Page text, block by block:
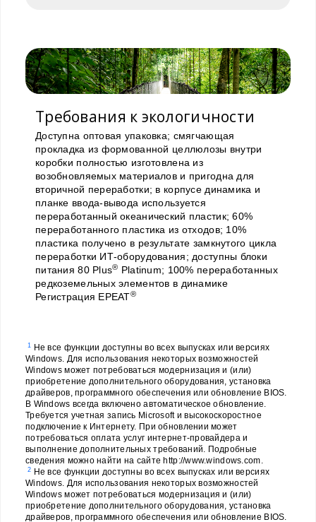
Требования к экологичности
Доступна оптовая упаковка; смягчающая
прокладка из формованной целлюлозы внутри
коробки полностью изготовлена из
возобновляемых материалов и пригодна для
вторичной переработки; в корпусе динамика и
планке ввода-вывода используется
переработанный океанический пластик; 60%
переработанного пластика из отходов; 10%
пластика получено в результате замкнутого цикла
переработки ИТ-оборудования; доступны блоки
питания 80 Plus® Platinum; 100% переработанных
редкоземельных элементов в динамике
Регистрация EPEAT®
1
Не все функции доступны во всех выпусках или версиях
Windows. Для использования некоторых возможностей
Windows может потребоваться модернизация и (или)
приобретение дополнительного оборудования, установка
драйверов, программного обеспечения или обновление BIOS.
В Windows всегда включено автоматическое обновление.
Требуется учетная запись Microsoft и высокоскоростное
подключение к Интернету. При обновлении может
потребоваться оплата услуг интернет-провайдера и
выполнение дополнительных требований. Подробные
сведения можно найти на сайте http://www.windows.com.
2 Не все функции доступны во всех выпусках или версиях
Windows. Для использования некоторых возможностей
Windows может потребоваться модернизация и (или)
приобретение дополнительного оборудования, установка
драйверов, программного обеспечения или обновление BIOS.